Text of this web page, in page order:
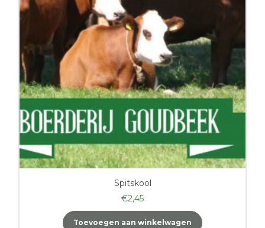
Spitskool
€2,45
Toevoegen aan winkelwagen